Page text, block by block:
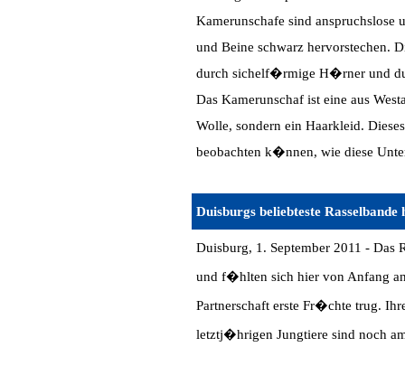
Kamerunschafe sind
und Beine schwarz hervorstechen.
durch sichelf�rmige H�rner und
Das Kamerunschaf ist eine aus
Wolle, sondern ein Haarkleid.
beobachten k�nnen, wie diese
Duisburgs beliebteste
Duisburg, 1. September 2011 -
und f�hlten sich hier von Anfang
Partnerschaft erste Fr�chte trug.
letztj�hrigen Jungtiere sind noch